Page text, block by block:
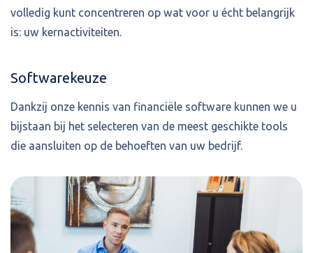
volledig kunt concentreren op wat voor u écht belangrijk
is: uw kernactiviteiten.
Softwarekeuze
Dankzij onze kennis van financiële software kunnen we u
bijstaan bij het selecteren van de meest geschikte tools
die aansluiten op de behoeften van uw bedrijf.